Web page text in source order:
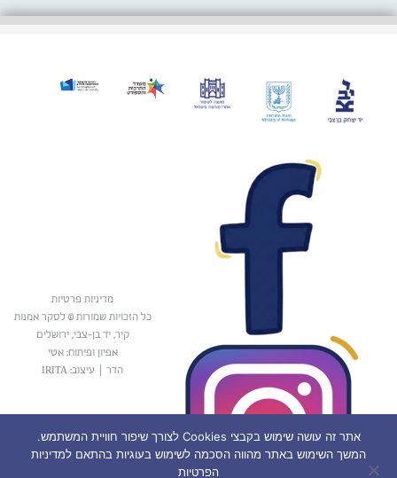
מדיניות פרטיות
כל הזכויות שמורות © לסקר אמנות
קיר, יד בן-צבי, ירושלים
אפיון ופיתוח: אטי
הדר
עיצוב: IRITA
אתר זה עושה שימוש בקבצי Cookies לצורך שיפור חוויית המשתמש.
המשך השימוש באתר מהווה הסכמה לשימוש בעוגיות בהתאם למדיניות
הפרטיות